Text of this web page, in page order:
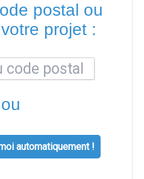
postal ou
projet :
ou
automatiquement !